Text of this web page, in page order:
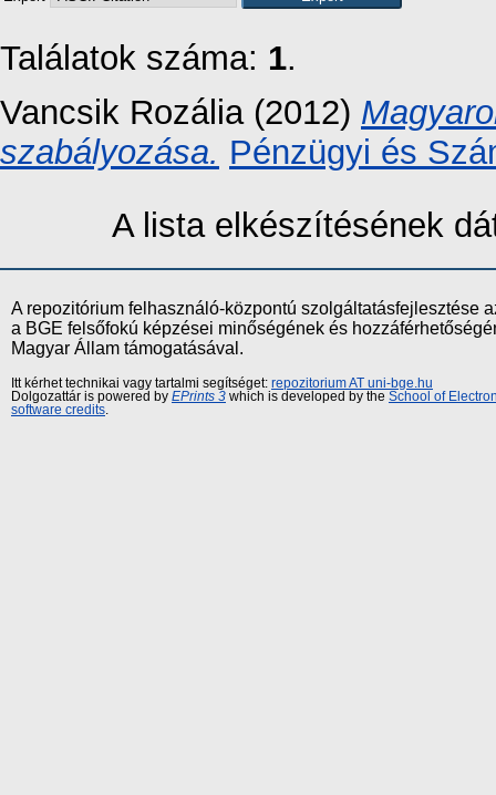
Találatok száma: 1.
Vancsik Rozália (2012)
szabályozása. Pénzügyi és
A lista elkészítésének
A repozitórium felhasználó-központú szolgáltatásfejlesztése
a BGE felsőfokú képzései minőségének és
Magyar Állam támogatásával.
Itt kérhet technikai vagy tartalmi segítséget: repozitorium AT uni-bge.hu
Dolgozattár is powered by EPrints 3 which is developed by the School of
software credits